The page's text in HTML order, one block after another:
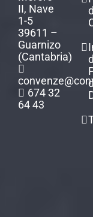
II, Nave
1-5
39611 –
Guarnizo
(Cantabria)
674 32
64 43